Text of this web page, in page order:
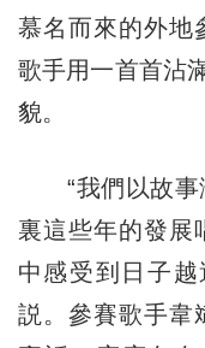
慕名而來的外地
歌手用一首首沾
貌。
“我們以故事
裏這些年的發展
中感受到日子
説。參賽歌手韋